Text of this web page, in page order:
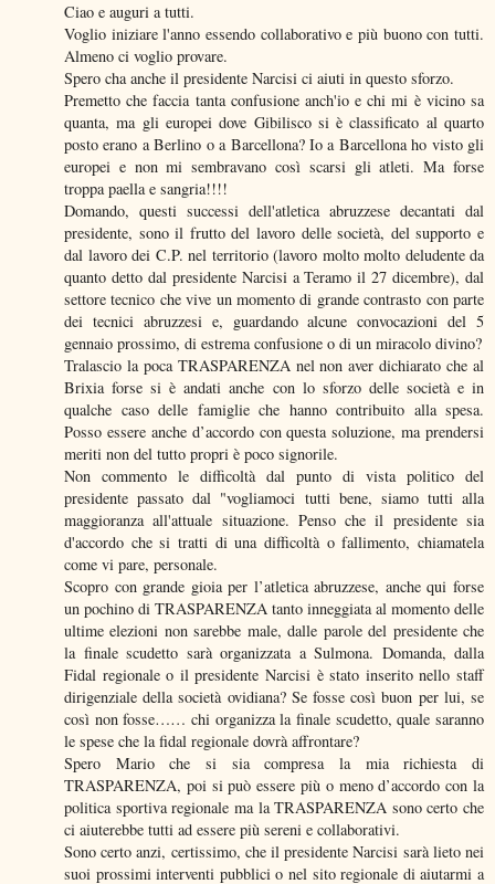
Ciao e auguri a tutti.
Voglio iniziare l'anno essendo collaborativo e più buono con tutti.
Almeno ci voglio provare.
Spero cha anche il presidente Narcisi ci aiuti in questo sforzo.
Premetto che faccia tanta confusione anch'io e chi mi è vicino sa
quanta, ma gli europei dove Gibilisco si è classificato al quarto
posto erano a Berlino o a Barcellona? Io a Barcellona ho visto gli
europei e non mi sembravano così scarsi gli atleti. Ma forse
troppa paella e sangria!!!!
Domando, questi successi dell'atletica abruzzese decantati dal
presidente, sono il frutto del lavoro delle società, del supporto e
dal lavoro dei C.P. nel territorio (lavoro molto molto deludente da
quanto detto dal presidente Narcisi a Teramo il 27 dicembre), dal
settore tecnico che vive un momento di grande contrasto con parte
dei tecnici abruzzesi e, guardando alcune convocazioni del 5
gennaio prossimo, di estrema confusione o di un miracolo divino?
Tralascio la poca TRASPARENZA nel non aver dichiarato che al
Brixia forse si è andati anche con lo sforzo delle società e in
qualche caso delle famiglie che hanno contribuito alla spesa.
Posso essere anche d’accordo con questa soluzione, ma prendersi
meriti non del tutto propri è poco signorile.
Non commento le difficoltà dal punto di vista politico del
presidente passato dal "vogliamoci tutti bene, siamo tutti alla
maggioranza all'attuale situazione. Penso che il presidente sia
d'accordo che si tratti di una difficoltà o fallimento, chiamatela
come vi pare, personale.
Scopro con grande gioia per l’atletica abruzzese, anche qui forse
un pochino di TRASPARENZA tanto inneggiata al momento delle
ultime elezioni non sarebbe male, dalle parole del presidente che
la finale scudetto sarà organizzata a Sulmona. Domanda, dalla
Fidal regionale o il presidente Narcisi è stato inserito nello staff
dirigenziale della società ovidiana? Se fosse così buon per lui, se
così non fosse…… chi organizza la finale scudetto, quale saranno
le spese che la fidal regionale dovrà affrontare?
Spero Mario che si sia compresa la mia richiesta di
TRASPARENZA, poi si può essere più o meno d’accordo con la
politica sportiva regionale ma la TRASPARENZA sono certo che
ci aiuterebbe tutti ad essere più sereni e collaborativi.
Sono certo anzi, certissimo, che il presidente Narcisi sarà lieto nei
suoi prossimi interventi pubblici o nel sito regionale di aiutarmi a